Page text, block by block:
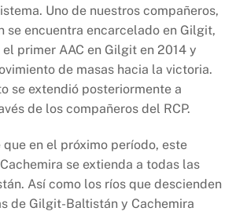
Uno de nuestros compañeros,
se encuentra encarcelado en Gilgit,
primer AAC en Gilgit en 2014 y
de masas hacia la victoria.
se extendió posteriormente a
de los compañeros del RCP.
que en el próximo período, este
se extienda a todas las
Así como los ríos que descienden
de Gilgit-Baltistán y Cachemira